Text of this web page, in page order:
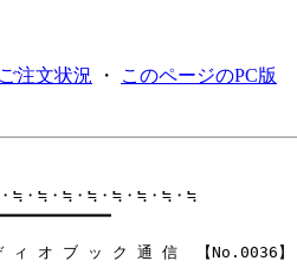
ご注文状況 ・ このページのPC版
≒・≒・≒・≒・≒・≒・≒・≒
オ ブ ッ ク 通 信  【No.0036】